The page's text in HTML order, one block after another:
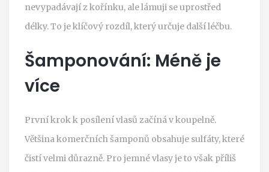
nevypadávají z kořínku, ale lámuji se uprostřed
délky. To je klíčový rozdíl, který určuje další léčbu.
Šamponování: Méně je
více
První krok k posílení vlasů začíná v koupelně.
Většina komerčních šamponů obsahuje sulfáty, které
čistí velmi důrazně. Pro jemné vlasy je to však příliš